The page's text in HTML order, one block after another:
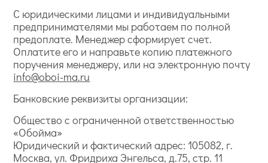
С юридическими лицами и индивидуальными
предпринимателями мы работаем по полной
предоплате. Менеджер сформирует счет.
Оплатите его и направьте копию платежного
поручения менеджеру, или на электронную почту
info@oboi-ma.ru
Банковские реквизиты организации:
Общество с ограниченной ответственностью
«Обойма»
Юридический и фактический адрес: 105082, г.
Москва, ул. Фридриха Энгельса, д.75, стр. 11